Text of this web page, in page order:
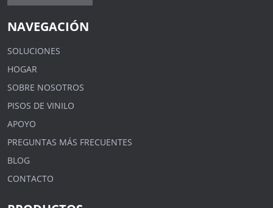
NAVEGACIÓN
SOLUCIONES
HOGAR
SOBRE NOSOTROS
PISOS DE VINILO
APOYO
PREGUNTAS MÁS FRECUENTES
BLOG
CONTACTO